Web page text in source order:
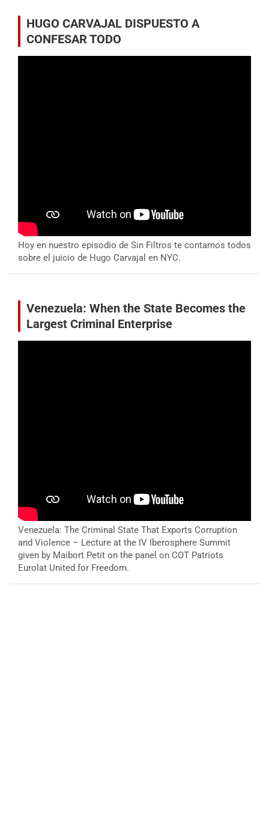
HUGO CARVAJAL DISPUESTO A
CONFESAR TODO
Hoy en nuestro episodio de Sin Filtros te contamos todos
sobre el juicio de Hugo Carvajal en NYC.
Venezuela: When the State Becomes the
Largest Criminal Enterprise
Venezuela: The Criminal State That Exports Corruption
and Violence – Lecture at the IV Iberosphere Summit
given by Maibort Petit on the panel on COT Patriots
Eurolat United for Freedom.